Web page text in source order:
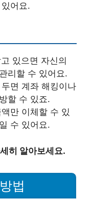
어요.
있으면 자신의
리할 수 있어요.
면 계좌 해킹이나
할 수 있죠.
만 이체할 수 있
수 있어요.
히 알아보세요.
법